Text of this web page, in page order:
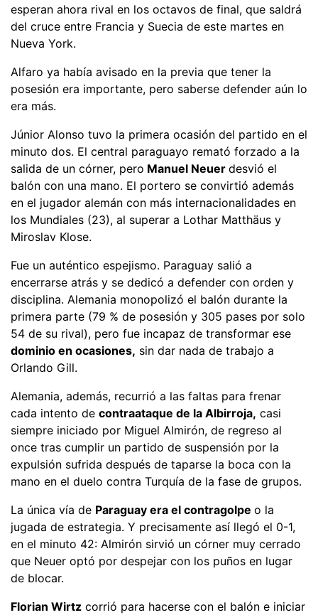
esperan ahora rival en los octavos de final, que saldrá
del cruce entre Francia y Suecia de este martes en
Nueva York.
Alfaro ya había avisado en la previa que tener la
posesión era importante, pero saberse defender aún lo
era más.
Júnior Alonso tuvo la primera ocasión del partido en el
minuto dos. El central paraguayo remató forzado a la
salida de un córner, pero Manuel Neuer desvió el
balón con una mano. El portero se convirtió además
en el jugador alemán con más internacionalidades en
los Mundiales (23), al superar a Lothar Matthäus y
Miroslav Klose.
Fue un auténtico espejismo. Paraguay salió a
encerrarse atrás y se dedicó a defender con orden y
disciplina. Alemania monopolizó el balón durante la
primera parte (79 % de posesión y 305 pases por solo
54 de su rival), pero fue incapaz de transformar ese
dominio en ocasiones, sin dar nada de trabajo a
Orlando Gill.
Alemania, además, recurrió a las faltas para frenar
cada intento de contraataque de la Albirroja, casi
siempre iniciado por Miguel Almirón, de regreso al
once tras cumplir un partido de suspensión por la
expulsión sufrida después de taparse la boca con la
mano en el duelo contra Turquía de la fase de grupos.
La única vía de Paraguay era el contragolpe o la
jugada de estrategia. Y precisamente así llegó el 0-1,
en el minuto 42: Almirón sirvió un córner muy cerrado
que Neuer optó por despejar con los puños en lugar
de blocar.
Florian Wirtz corrió para hacerse con el balón e iniciar